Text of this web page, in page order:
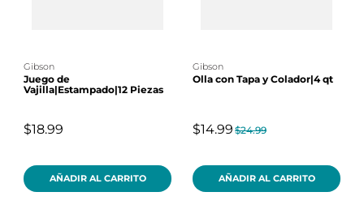
gibson
Juego de
Vajilla|Estampado|12 Piezas
$18.99
AÑADIR AL CARRITO
gibson
Olla con Tapa y Colador|4 qt
$14.99 $24.99
AÑADIR AL CARRITO